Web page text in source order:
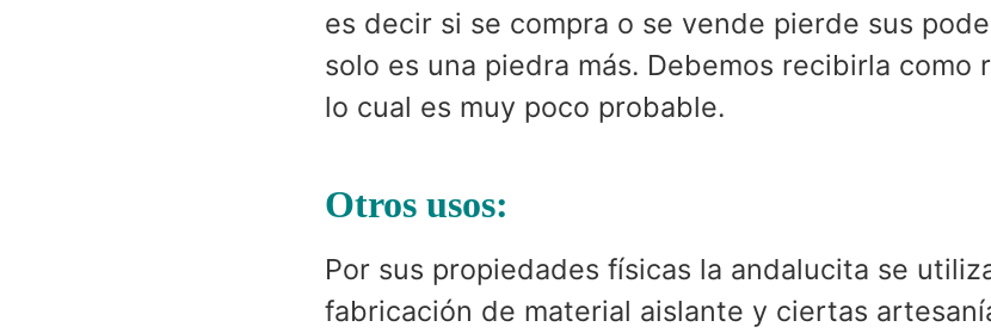
es decir si se compra o se vende pierde sus
solo es una piedra más. Debemos recibirla como
lo cual es muy poco probable.
Otros usos:
Por sus propiedades físicas la andalucita se
fabricación de material aislante y ciertas